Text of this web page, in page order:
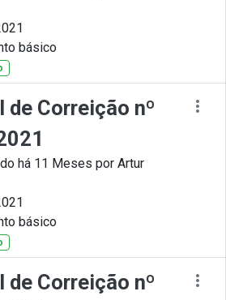
básico
de Correição nº
há 11 Meses por Artur
básico
de Correição nº